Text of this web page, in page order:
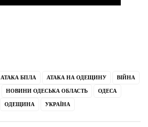
АТАКА БПЛА АТАКА НА ОДЕЩИНУ
ВІЙНА
НОВИНИ ОДЕСЬКА ОБЛАСТЬ
ОДЕСА
ОДЕЩИНА
УКРАЇНА